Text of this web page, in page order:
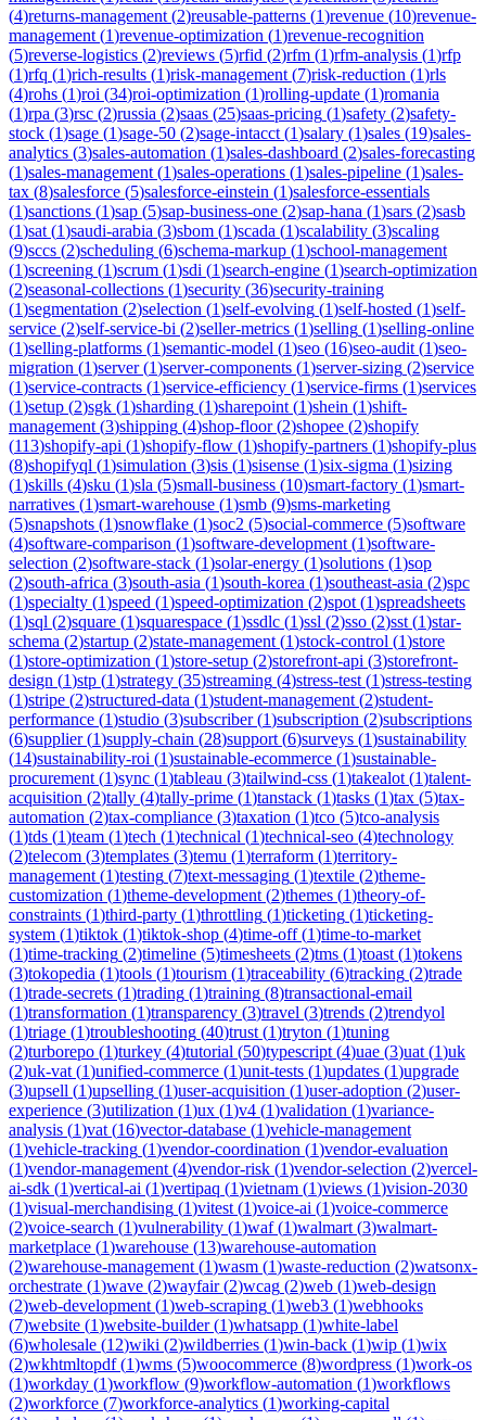
(4)returns-management (2)reusable-patterns (1)revenue (10)revenue-
management (1)revenue-optimization (1)revenue-recognition
(5)reverse-logistics (2)reviews (5)rfid (2)rfm (1)rfm-analysis (1)rfp
(1)rfq (1)rich-results (1)risk-management (7)risk-reduction (1)rls
(4)rohs (1)roi (34)roi-optimization (1)rolling-update (1)romania
(1)rpa (3)rsc (2)russia (2)saas (25)saas-pricing (1)safety (2)safety-
stock (1)sage (1)sage-50 (2)sage-intacct (1)salary (1)sales (19)sales-
analytics (3)sales-automation (1)sales-dashboard (2)sales-forecasting
(1)sales-management (1)sales-operations (1)sales-pipeline (1)sales-
tax (8)salesforce (5)salesforce-einstein (1)salesforce-essentials
(1)sanctions (1)sap (5)sap-business-one (2)sap-hana (1)sars (2)sasb
(1)sat (1)saudi-arabia (3)sbom (1)scada (1)scalability (3)scaling
(9)sccs (2)scheduling (6)schema-markup (1)school-management
(1)screening (1)scrum (1)sdi (1)search-engine (1)search-optimization
(2)seasonal-collections (1)security (36)security-training
(1)segmentation (2)selection (1)self-evolving (1)self-hosted (1)self-
service (2)self-service-bi (2)seller-metrics (1)selling (1)selling-online
(1)selling-platforms (1)semantic-model (1)seo (16)seo-audit (1)seo-
migration (1)server(1)server-components (1)server-sizing (2)service
(1)service-contracts (1)service-efficiency (1)service-firms (1)services
(1)setup (2)sgk (1)sharding (1)sharepoint (1)shein (1)shift-
management (3)shipping (4)shop-floor(2)shopee (2)shopify
(113)shopify-api (1)shopify-flow (1)shopify-partners (1)shopify-plus
(8)shopifyql (1)simulation (3)sis (1)sisense (1)six-sigma (1)sizing
(1)skills (4)sku (1)sla (5)small-business (10)smart-factory (1)smart-
narratives (1)smart-warehouse (1)smb (9)sms-marketing
(5)snapshots (1)snowflake (1)soc2 (5)social-commerce (5)software
(4)software-comparison (1)software-development (1)software-
selection (2)software-stack (1)solar-energy (1)solutions (1)sop
(2)south-africa (3)south-asia (1)south-korea (1)southeast-asia (2)spc
(1)specialty (1)speed (1)speed-optimization (2)spot (1)spreadsheets
(1)sql (2)square (1)squarespace (1)ssdlc (1)ssl (2)sso (2)sst (1)star-
schema (2)startup (2)state-management (1)stock-control (1)store
(1)store-optimization (1)store-setup (2)storefront-api (3)storefront-
design (1)stp (1)strategy (35)streaming (4)stress-test (1)stress-testing
(1)stripe (2)structured-data (1)student-management (2)student-
performance (1)studio (3)subscriber(1)subscription (2)subscriptions
(6)supplier(1)supply-chain (28)support (6)surveys (1)sustainability
(14)sustainability-roi (1)sustainable-ecommerce (1)sustainable-
procurement (1)sync (1)tableau (3)tailwind-css (1)takealot (1)talent-
acquisition (2)tally (4)tally-prime (1)tanstack (1)tasks (1)tax (5)tax-
automation (2)tax-compliance (3)taxation (1)tco (5)tco-analysis
(1)tds (1)team (1)tech (1)technical (1)technical-seo (4)technology
(2)telecom (3)templates (3)temu (1)terraform (1)territory-
management (1)testing (7)text-messaging (1)textile (2)theme-
customization (1)theme-development (2)themes (1)theory-of-
constraints (1)third-party (1)throttling (1)ticketing (1)ticketing-
system (1)tiktok (1)tiktok-shop (4)time-off(1)time-to-market
(1)time-tracking (2)timeline (5)timesheets (2)tms (1)toast (1)tokens
(3)tokopedia (1)tools (1)tourism (1)traceability (6)tracking (2)trade
(1)trade-secrets (1)trading (1)training (8)transactional-email
(1)transformation (1)transparency (3)travel (3)trends (2)trendyol
(1)triage (1)troubleshooting (40)trust (1)tryton (1)tuning
(2)turborepo (1)turkey (4)tutorial (50)typescript (4)uae (3)uat (1)uk
(2)uk-vat (1)unified-commerce (1)unit-tests (1)updates (1)upgrade
(3)upsell (1)upselling (1)user-acquisition (1)user-adoption (2)user-
experience (3)utilization (1)ux (1)v4 (1)validation (1)variance-
analysis (1)vat (16)vector-database (1)vehicle-management
(1)vehicle-tracking (1)vendor-coordination (1)vendor-evaluation
(1)vendor-management (4)vendor-risk (1)vendor-selection (2)vercel-
ai-sdk (1)vertical-ai (1)vertipaq (1)vietnam (1)views (1)vision-2030
(1)visual-merchandising (1)vitest (1)voice-ai (1)voice-commerce
(2)voice-search (1)vulnerability (1)waf(1)walmart (3)walmart-
marketplace (1)warehouse (13)warehouse-automation
(2)warehouse-management (1)wasm (1)waste-reduction (2)watsonx-
orchestrate (1)wave (2)wayfair(2)wcag (2)web (1)web-design
(2)web-development (1)web-scraping (1)web3 (1)webhooks
(7)website (1)website-builder(1)whatsapp (1)white-label
(6)wholesale (12)wiki (2)wildberries (1)win-back (1)wip (1)wix
(2)wkhtmltopdf(1)wms (5)woocommerce (8)wordpress (1)work-os
(1)workday (1)workflow (9)workflow-automation (1)workflows
(2)workforce (7)workforce-analytics (1)working-capital